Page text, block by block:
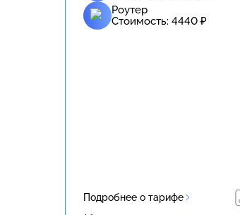
Роутер
Стоимость: 4440 ₽
Подробнее о тарифе